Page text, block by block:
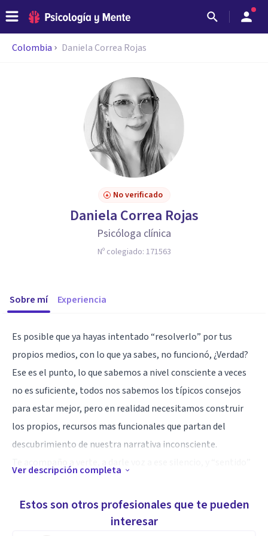
Colombia Daniela Correa Rojas
No verificado
Daniela Correa Rojas
Psicóloga clínica
Nº colegiado: 171563
Sobre mí Experiencia
Es posible que ya hayas intentado “resolverlo” por tus
propios medios, con lo que ya sabes, no funcionó, ¿Verdad?
Ese es el punto, lo que sabemos a nivel consciente a veces
no es suficiente, todos nos sabemos los típicos consejos
para estar mejor, pero en realidad necesitamos construir
los propios, recursos mas funcionales que partan del
descubrimiento de nuestra narrativa inconsciente.
Especialidad
Ver descripción completa
Estos son otros profesionales que te pueden
interesar